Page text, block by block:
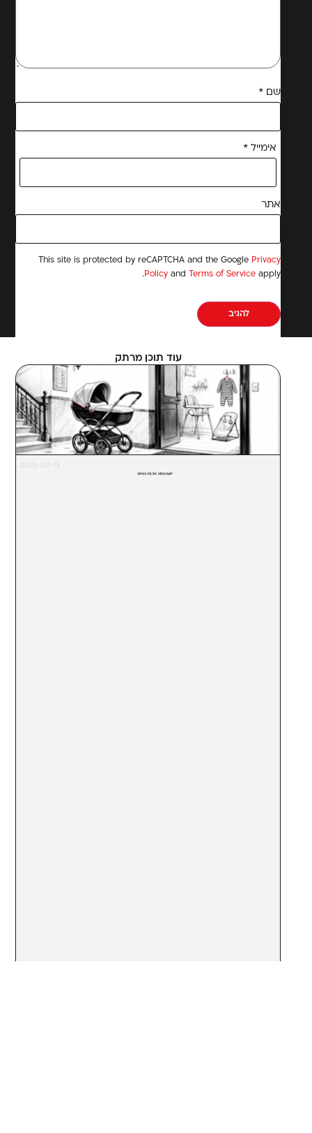
שם *
אימייל *
אתר
This site is protected by reCAPTCHA and the Google Privacy
Policy and Terms of Service apply.
עוד תוכן מרתק
2026-07-13
דּוּגֲבּוּ בַּחוּץ. פִּיגָ'מָה בִּפְנִים.